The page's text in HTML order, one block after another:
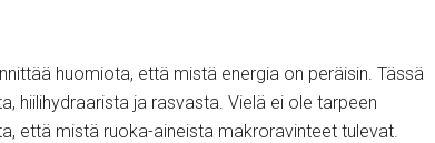
huomiota, että mistä energia on peräisin. Tässä
hiilihydraarista ja rasvasta. Vielä ei ole tarpeen
että mistä ruoka-aineista makroravinteet tulevat.